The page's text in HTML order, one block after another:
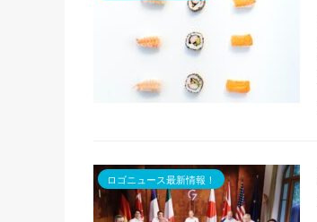
ロゴニュース最新情報！